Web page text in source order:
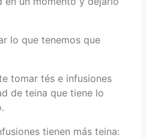
lo que tenemos que
tomar tés e infusiones
de teina que tiene lo
tienen más teina: